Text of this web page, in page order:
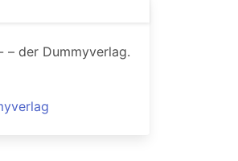
der Dummyverlag.